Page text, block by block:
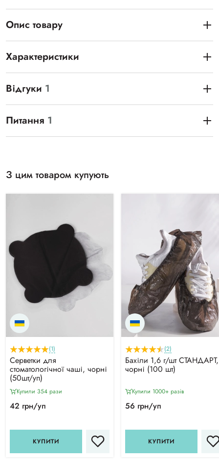
Опис товару
Характеристики
Відгуки 1
Питання 1
З цим товаром купують
(1)
Серветки для
стоматологічної чаші, чорні
(50шт/уп)
Купили 354 рази
42 грн/уп
КУПИТИ
(2)
Бахіли 1,6 г/шт СТАНДАРТ,
чорні (100 шт)
Купили 1000+ разiв
56 грн/уп
КУПИТИ